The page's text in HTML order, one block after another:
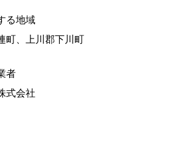
る地域
町、上川郡下川町
者
式会社